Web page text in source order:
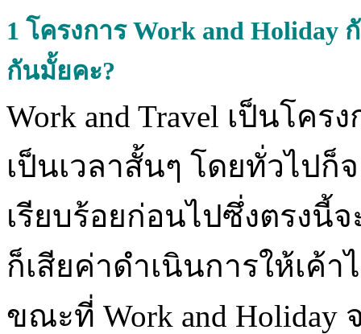
1 โครงการ Work and Holiday
กันมั้ยคะ?
Work and Travel เป็นโค
เป็นเวลาสั้นๆ โดยทั่วไป
เรียบร้อยก่อนไปซึ่งตรงนี้
ก็เสียค่าดำเนินการให้เค้า
ขณะที่ Work and Holiday